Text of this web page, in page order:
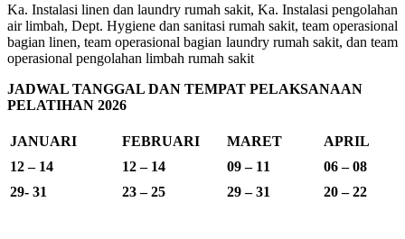
Ka. Instalasi linen dan laundry rumah sakit, Ka. Instalasi pengolahan
air limbah, Dept. Hygiene dan sanitasi rumah sakit, team operasional
bagian linen, team operasional bagian laundry rumah sakit, dan team
operasional pengolahan limbah rumah sakit
JADWAL TANGGAL DAN TEMPAT PELAKSANAAN
PELATIHAN 2026
JANUARI FEBRUARI MARET
APRIL
12 – 14
12 – 14 09 – 11
06 – 08
29- 31
23 – 25 29 – 31 20 – 22